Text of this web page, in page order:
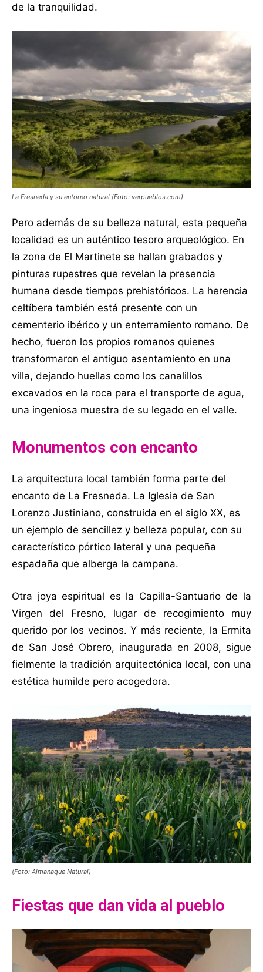
de la tranquilidad.
La Fresneda y su entorno natural (Foto: verpueblos.com)
Pero además de su belleza natural, esta pequeña
localidad es un auténtico tesoro arqueológico. En
la zona de El Martinete se hallan grabados y
pinturas rupestres que revelan la presencia
humana desde tiempos prehistóricos. La herencia
celtíbera también está presente con un
cementerio ibérico y un enterramiento romano. De
hecho, fueron los propios romanos quienes
transformaron el antiguo asentamiento en una
villa, dejando huellas como los canalillos
excavados en la roca para el transporte de agua,
una ingeniosa muestra de su legado en el valle.
Monumentos con encanto
La arquitectura local también forma parte del
encanto de La Fresneda. La Iglesia de San
Lorenzo Justiniano, construida en el siglo XX, es
un ejemplo de sencillez y belleza popular, con su
característico pórtico lateral y una pequeña
espadaña que alberga la campana.
Otra joya espiritual es la Capilla-Santuario de la
Virgen del Fresno, lugar de recogimiento muy
querido por los vecinos. Y más reciente, la Ermita
de San José Obrero, inaugurada en 2008, sigue
fielmente la tradición arquitectónica local, con una
estética humilde pero acogedora.
(Foto: Almanaque Natural)
Fiestas que dan vida al pueblo